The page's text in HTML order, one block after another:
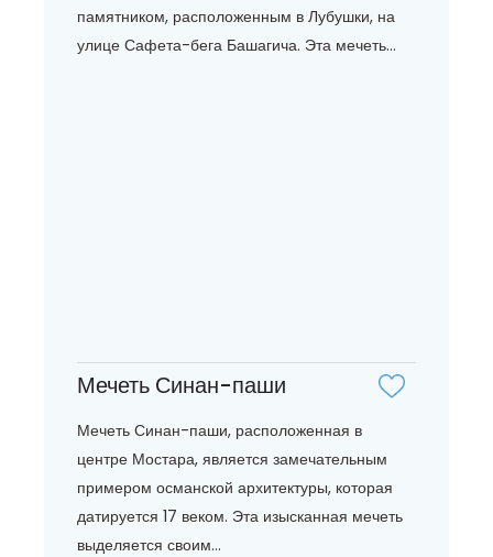
памятником, расположенным в Лубушки, на
улице Сафета-бега Башагича. Эта мечеть...
Мечеть Синан-паши
Мечеть Синан-паши, расположенная в
центре Мостара, является замечательным
примером османской архитектуры, которая
датируется 17 веком. Эта изысканная мечеть
выделяется своим...